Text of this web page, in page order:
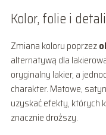
Kolor, folie i
Zmiana koloru poprzez
alternatywą dla
oryginalny lakier, a
charakter. Matowe,
uzyskać efekty, których
znacznie droższy.